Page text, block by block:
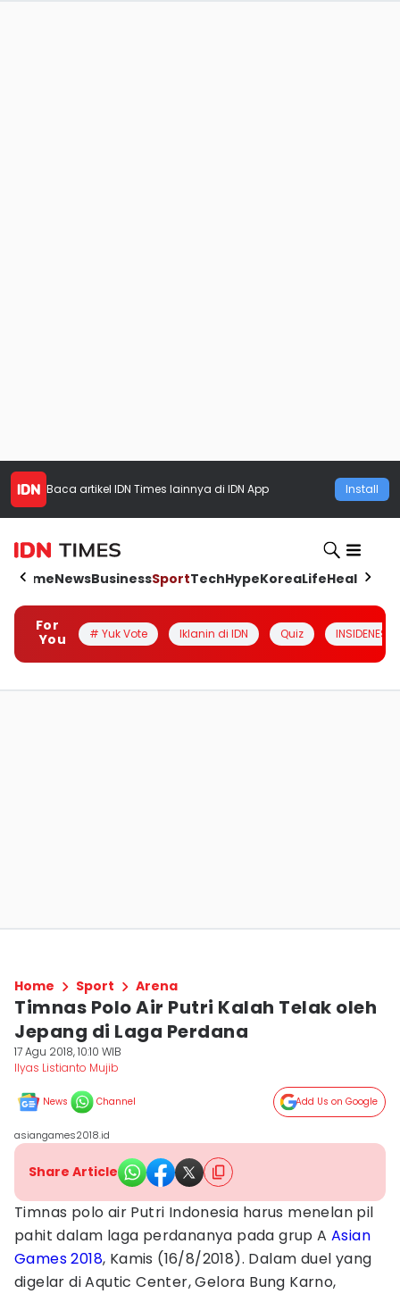
Baca artikel IDN Times lainnya di IDN App Install
HomeNewsBusinessSportTechHypeKoreaLifeHealth
For
You
# Yuk Vote Iklanin di IDN Quiz INSIDENESIA
Home Sport Arena
Timnas Polo Air Putri Kalah Telak oleh
Jepang di Laga Perdana
17 Agu 2018, 10:10 WIB
Ilyas Listianto Mujib
News Channel Add Us on Google
asiangames2018.id
Share Article
Timnas polo air Putri Indonesia harus menelan pil
pahit dalam laga perdananya pada grup A Asian
Games 2018, Kamis (16/8/2018). Dalam duel yang
digelar di Aqutic Center, Gelora Bung Karno,